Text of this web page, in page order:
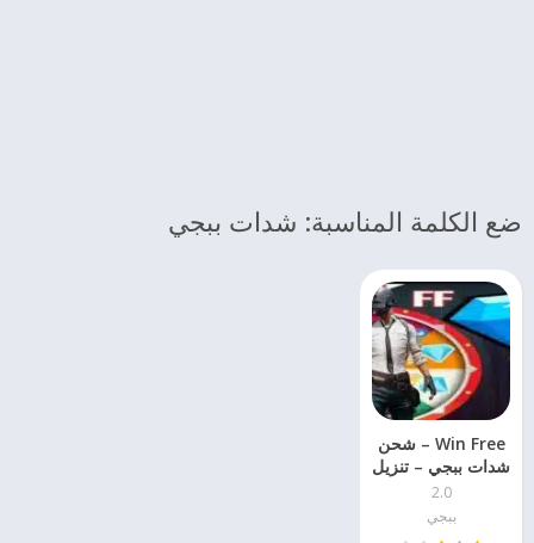
ضع الكلمة المناسبة: شدات ببجي
Win Free – شحن
شدات ببجي – تنزيل
مباشر
2.0
ببجي